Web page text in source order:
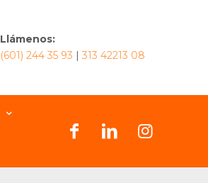
Llámenos:
(601) 244 35 93 | 313 42213 08